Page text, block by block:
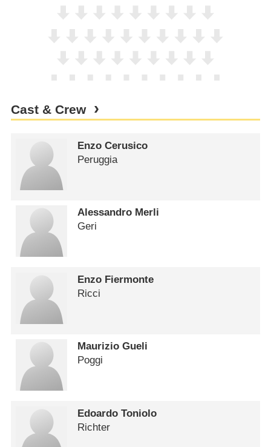
Cast & Crew
Enzo Cerusico
Peruggia
Alessandro Merli
Geri
Enzo Fiermonte
Ricci
Maurizio Gueli
Poggi
Edoardo Toniolo
Richter